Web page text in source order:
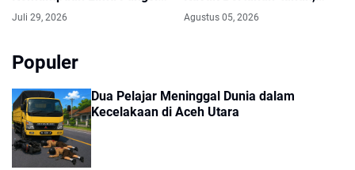
Teknis Kepolisian
Juli 29, 2026
Warga Harapkan Perbaikan
Agustus 05, 2026
Populer
Dua Pelajar Meninggal Dunia dalam
Kecelakaan di Aceh Utara